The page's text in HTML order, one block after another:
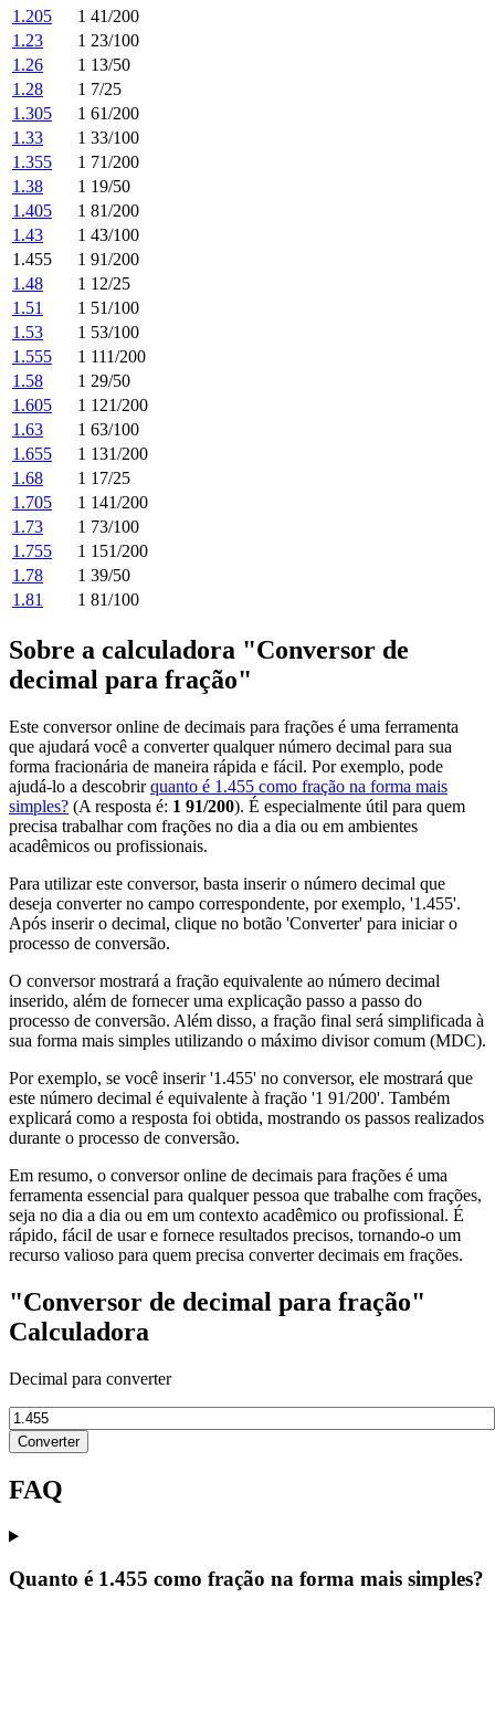
1.205
1 41/200
1.23
1 23/100
1.26
1 13/50
1.28
1 7/25
1.305
1 61/200
1.33
1 33/100
1.355
1 71/200
1.38
1 19/50
1.405
1 81/200
1.43
1 43/100
1.455
1 91/200
1.48
1 12/25
1.51
1 51/100
1.53
1 53/100
1.555
1 111/200
1.58
1 29/50
1.605
1 121/200
1.63
1 63/100
1.655
1 131/200
1.68
1 17/25
1.705
1 141/200
1.73
1 73/100
1.755
1 151/200
1.78
1 39/50
1.81
1 81/100
Sobre a calculadora "Conversor de
decimal para fração"
Este conversor online de decimais para frações é uma ferramenta
que ajudará você a converter qualquer número decimal para sua
forma fracionária de maneira rápida e fácil. Por exemplo, pode
ajudá-lo a descobrirquanto é 1.455 como fração na forma mais
simples? (A resposta é: 1 91/200). É especialmente útil para quem
precisa trabalhar com frações no dia a dia ou em ambientes
acadêmicos ou profissionais.
Para utilizar este conversor, basta inserir o número decimal que
deseja converter no campo correspondente, por exemplo, '1.455'.
Após inserir o decimal, clique no botão 'Converter' para iniciar o
processo de conversão.
O conversor mostrará a fração equivalente ao número decimal
inserido, além de fornecer uma explicação passo a passo do
processo de conversão. Além disso, a fração final será simplificada à
sua forma mais simples utilizando o máximo divisor comum (MDC).
Por exemplo, se você inserir '1.455' no conversor, ele mostrará que
este número decimal é equivalente à fração '1 91/200'. Também
explicará como a resposta foi obtida, mostrando os passos realizados
durante o processo de conversão.
Em resumo, o conversor online de decimais para frações é uma
ferramenta essencial para qualquer pessoa que trabalhe com frações,
seja no dia a dia ou em um contexto acadêmico ou profissional. É
rápido, fácil de usar e fornece resultados precisos, tornando-o um
recurso valioso para quem precisa converter decimais em frações.
"Conversor de decimal para fração"
Calculadora
Decimal para converter
Converter
FAQ
Quanto é 1.455 como fração na forma mais simples?